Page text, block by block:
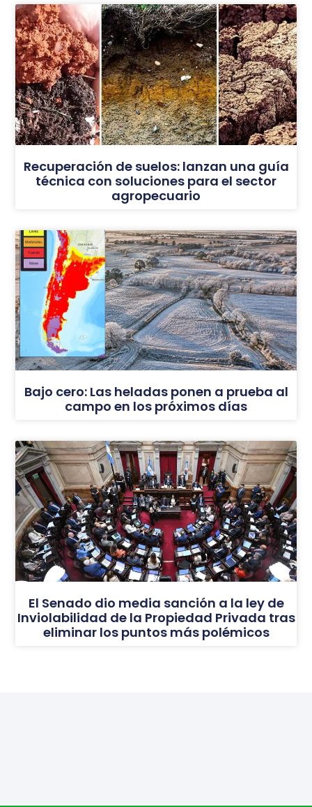
Recuperación de suelos: lanzan una guía
técnica con soluciones para el sector
agropecuario
Bajo cero: Las heladas ponen a prueba al
campo en los próximos días
El Senado dio media sanción a la ley de
Inviolabilidad de la Propiedad Privada tras
eliminar los puntos más polémicos